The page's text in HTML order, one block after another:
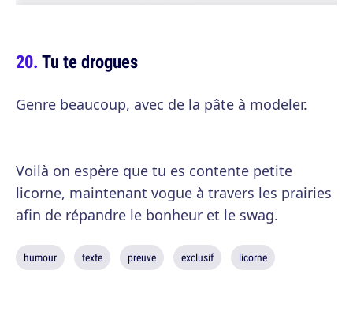
Tu te drogues
Genre beaucoup, avec de la pâte à modeler.
Voilà on espère que tu es contente petite
licorne, maintenant vogue à travers les prairies
afin de répandre le bonheur et le swag.
humour texte preuve exclusif licorne